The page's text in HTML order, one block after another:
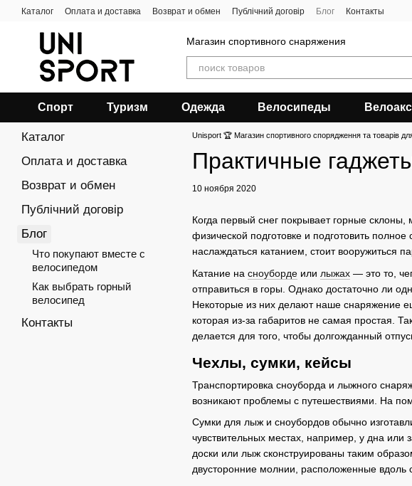
Перейти к основному контенту
Каталог Оплата и доставка Возврат и обмен Публічний договір Блог Контакты
Магазин спортивного снаряжения
Спорт Туризм Одежда Велосипеды
Unisport 🏆 Магазин спортивного спорядження та товарів
Практичные
10 ноября 2020
Когда первый снег покрывает горные
физической подготовке и подготовить
наслаждаться катанием, стоит вооружиться
Катание на сноуборде или лыжах — это то,
отправиться в горы. Однако достаточно ли
Некоторые из них делают наше снаряжение
которая из-за габаритов не самая простая.
делается для того, чтобы долгожданный
Чехлы, сумки, кейсы
Транспортировка сноуборда и лыжного
возникают проблемы с путешествиями. На
Сумки для лыж и сноубордов обычно
чувствительных местах, например, у дна или
доски или лыж сконструированы таким
двусторонние молнии, расположенные вдоль
Каталог
Оплата и доставка
Возврат и обмен
Публічний договір
Блог
Что покупают вместе с
велосипедом
Как выбрать горный
велосипед
Контакты